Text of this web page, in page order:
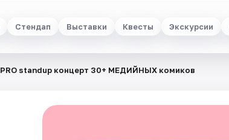
Стендап Выставки Квесты Экскурсии
PRO standup концерт 30+ МЕДИЙНЫХ комиков